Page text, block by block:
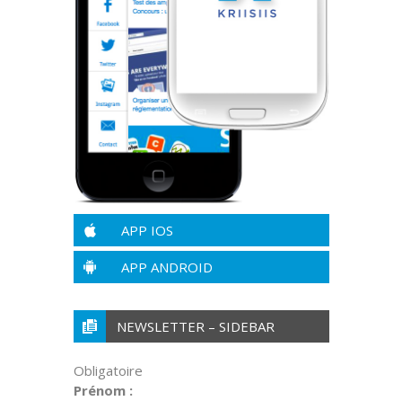
APP IOS
APP ANDROID
NEWSLETTER – SIDEBAR
Obligatoire
Prénom :